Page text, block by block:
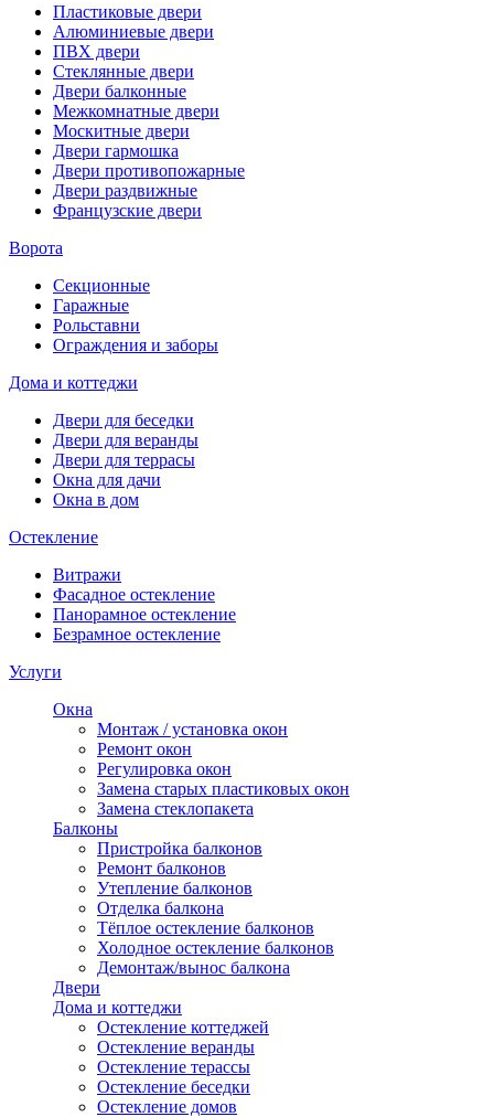
Пластиковые двери
Алюминиевые двери
ПВХ двери
Стеклянные двери
Двери балконные
Межкомнатные двери
Москитные двери
Двери гармошка
Двери противопожарные
Двери раздвижные
Французские двери
Ворота
Секционные
Гаражные
Рольставни
Ограждения и заборы
Дома и коттеджи
Двери для беседки
Двери для веранды
Двери для террасы
Окна для дачи
Окна в дом
Остекление
Витражи
Фасадное остекление
Панорамное остекление
Безрамное остекление
Услуги
Окна
Монтаж / установка окон
Ремонт окон
Регулировка окон
Замена старых пластиковых окон
Замена стеклопакета
Балконы
Пристройка балконов
Ремонт балконов
Утепление балконов
Отделка балкона
Тёплое остекление балконов
Холодное остекление балконов
Демонтаж/вынос балкона
Двери
Дома и коттеджи
Остекление коттеджей
Остекление веранды
Остекление терассы
Остекление беседки
Остекление домов